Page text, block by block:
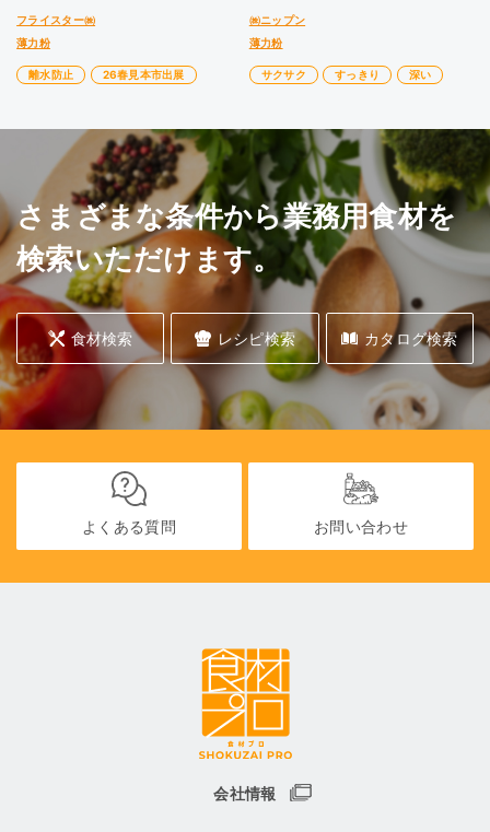
フライスター㈱
薄力粉
離水防止 26春見本市出展
㈱ニップン
薄力粉
サクサク すっきり 深い
さまざまな条件から業務用食材を
検索いただけます。
食材検索 レシピ検索 カタログ検索
よくある質問 お問い合わせ
会社情報